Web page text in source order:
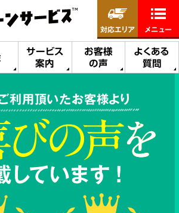
サービス
案内
お客様
の声
よくある
質問
対応エリア メニュー
利用頂いたお客様より